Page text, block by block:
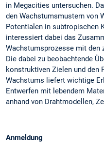
in Megacities untersuchen.
den Wachstumsmustern von
Potentialen in subtropischen
interessiert dabei das
Wachstumsprozesse mit den
Die dabei zu beobachtende
konstruktiven Zielen und den
Wachstums liefert wichtige
Entwerfen mit lebendem
anhand von Drahtmodellen,
Anmeldung